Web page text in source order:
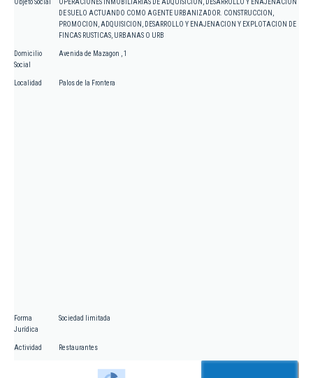
Objeto Social
OPERACIONES INMOBILIARIAS DE ADQUISICION, DESARROLLO Y ENAJENACION
DE SUELO ACTUANDO COMO AGENTE URBANIZADOR. CONSTRUCCION,
PROMOCION, ADQUISICION, DESARROLLO Y ENAJENACION Y EXPLOTACION DE
FINCAS RUSTICAS, URBANAS O URB
Domicilio
Social
Avenida de Mazagon , 1
Localidad Palos de la Frontera
Forma
Jurídica
Sociedad limitada
Actividad Restaurantes